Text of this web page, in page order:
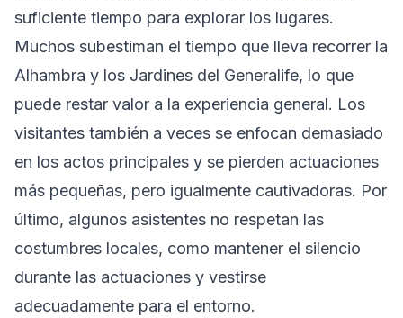
suficiente tiempo para explorar los lugares.
Muchos subestiman el tiempo que lleva recorrer la
Alhambra y los Jardines del Generalife, lo que
puede restar valor a la experiencia general. Los
visitantes también a veces se enfocan demasiado
en los actos principales y se pierden actuaciones
más pequeñas, pero igualmente cautivadoras. Por
último, algunos asistentes no respetan las
costumbres locales, como mantener el silencio
durante las actuaciones y vestirse
adecuadamente para el entorno.